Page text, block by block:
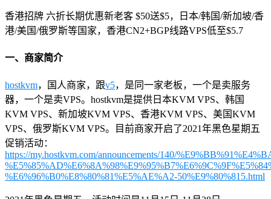
香港招牌 六折长期优惠新老客 $50送$5，日本/韩国/新加坡/香
港/美国/俄罗斯等国家，香港CN2+BGP线路VPS低至$5.7
一、商家简介
hostkvm，国人商家，跟v5，是同一家老板，一个是卖服务
器，一个是卖VPS。hostkvm是提供日本KVM VPS、韩国
KVM VPS、新加坡KVM VPS、香港KVM VPS、美国KVM
VPS、俄罗斯KVM VPS。目前商家开启了2021年黑色星期五
促销活动：
https://my.hostkvm.com/announcements/140/
%E6%96%B0%E8%80%81%E5%AE%A2-50%E9%80%815.html